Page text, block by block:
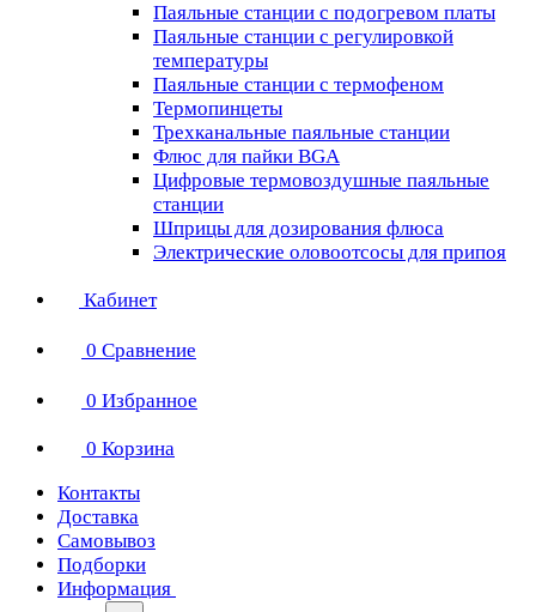
Паяльные станции с подогревом платы
Паяльные станции с регулировкой
температуры
Паяльные станции с термофеном
Термопинцеты
Трехканальные паяльные станции
Флюс для пайки BGA
Цифровые термовоздушные паяльные
станции
Шприцы для дозирования флюса
Электрические оловоотсосы для припоя
Кабинет
0 Сравнение
0 Избранное
0 Корзина
Контакты
Доставка
Самовывоз
Подборки
Информация